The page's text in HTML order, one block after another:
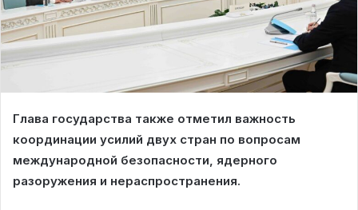
Глава государства также отметил важность
координации усилий двух стран по вопросам
международной безопасности, ядерного
разоружения и нераспространения.